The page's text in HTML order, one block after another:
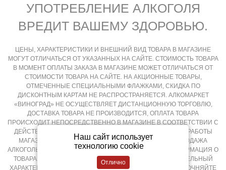
Наш сайт использует
технологию cookie
УПОТРЕБЛЕНИЕ АЛКОГОЛЯ
ВРЕДИТ ВАШЕМУ ЗДОРОВЬЮ.
ЦЕНЫ, ХАРАКТЕРИСТИКИ И ВНЕШНИЙ ВИД ТОВАРА В МАГАЗИНЕ
МОГУТ ОТЛИЧАТЬСЯ ОТ УКАЗАННЫХ НА САЙТЕ. СТОИМОСТЬ ТОВАРА
В МОМЕНТ ОПЛАТЫ ЗАКАЗА В МАГАЗИНЕ МОЖЕТ ОТЛИЧАТЬСЯ ОТ
СТОИМОСТИ ТОВАРА НА САЙТЕ. НА АКЦИОННЫЕ ТОВАРЫ,
ОТМЕЧЕННЫЕ СПЕЦИАЛЬНЫМИ ФЛАЖКАМИ, СКИДКА ПО
ДИСКОНТНЫМ КАРТАМ НЕ РАСПРОСТРАНЯЕТСЯ. АЛКОМАРКЕТ
«ВИНОГРАД» НЕ ОСУЩЕСТВЛЯЕТ ДИСТАНЦИОННУЮ ТОРГОВЛЮ,
ДОСТАВКА ТОВАРА НЕ ПРОИЗВОДИТСЯ, ОПЛАТА ТОВАРА
ПРОИСХОДИТ НЕПОСРЕДСТВЕННО В МАГАЗИНЕ В СООТВЕТСТВИИ С
ДЕЙСТВУЮЩИМ ЗАКОНОДАТЕЛЬСТВОМ РФ И РЕЖИМОМ РАБОТЫ
МАГАЗИНА, КРУГЛОСУТОЧНАЯ И ДИСТАНЦИОННАЯ ПРОДАЖА
АЛКОГОЛЬНОЙ ПРОДУКЦИИ НЕ ОСУЩЕСТВЛЯЕТСЯ. ИНФОРМАЦИЯ О
ТОВАРАХ, РАЗМЕЩЕННАЯ НА САЙТЕ НОСИТ ОЗНАКОМИТЕЛЬНЫЙ
ХАРАКТЕР, ПОДРОБНОСТИ О ПРИОБРЕТЕНИИ ТОВАРОВ УТОЧНЯЙТЕ